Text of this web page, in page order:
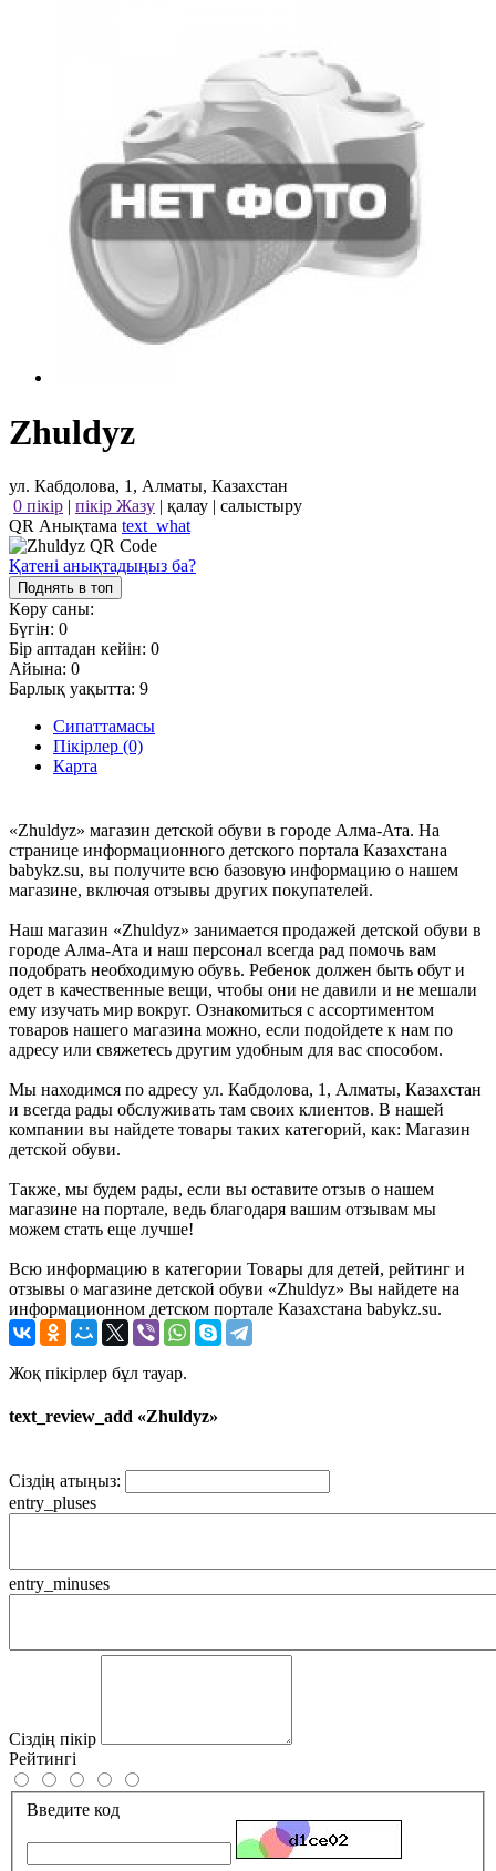
Zhuldyz
ул. Кабдолова, 1, Алматы, Казахстан
0 пікір | пікір Жазу | қалау | салыстыру
QR Анықтама text_what
Қатені анықтадыңыз ба?
Поднять в топ
Көру саны:
Бүгін: 0
Бір аптадан кейін: 0
Айына: 0
Барлық уақытта: 9
Сипаттамасы
Пікірлер (0)
Карта
«Zhuldyz» магазин детской обуви в городе Алма-Ата. На
странице информационного детского портала Казахстана
babykz.su, вы получите всю базовую информацию о нашем
магазине, включая отзывы других покупателей.
Наш магазин «Zhuldyz» занимается продажей детской обуви в
городе Алма-Ата и наш персонал всегда рад помочь вам
подобрать необходимую обувь. Ребенок должен быть обут и
одет в качественные вещи, чтобы они не давили и не мешали
ему изучать мир вокруг. Ознакомиться с ассортиментом
товаров нашего магазина можно, если подойдете к нам по
адресу или свяжетесь другим удобным для вас способом.
Мы находимся по адресу ул. Кабдолова, 1, Алматы, Казахстан
и всегда рады обслуживать там своих клиентов. В нашей
компании вы найдете товары таких категорий, как: Магазин
детской обуви.
Также, мы будем рады, если вы оставите отзыв о нашем
магазине на портале, ведь благодаря вашим отзывам мы
можем стать еще лучше!
Всю информацию в категории Товары для детей, рейтинг и
отзывы о магазине детской обуви «Zhuldyz» Вы найдете на
информационном детском портале Казахстана babykz.su.
Жоқ пікірлер бұл тауар.
text_review_add «Zhuldyz»
Сіздің атыңыз:
entry_pluses
entry_minuses
Сіздің пікір
Рейтингі
Введите код